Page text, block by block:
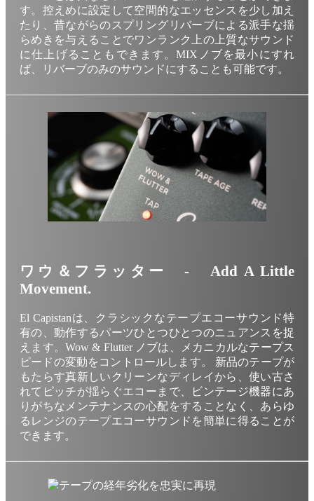
す。控えめに設定して空間的なエッセンスを少し加え
たり、昔ながらのスプリングリバーブによる派手な揺
らめきを与えることでワンランク上の上質なサウンド
に仕上げることもできます。MIXノブを最小にすれ
ば、リバーブのみのサウンドにすることも可能です。
ワウ＆フラッター - Add A Little
Movement.
El Capistanは、クラシックなテープエコーサウンド特
有の、動作するパーツひとつひとつのニュアンスを捉
えます。Wow & Flutter ノブは、メカニカルなテープス
ピードの変動をコントロールします。 新品のテープが
もたらす真新しいクリーンなディレイから、使い古さ
れてピッチが揺らぐエコーまで、ビンテージ機器にあ
りがちなメンテナンスの心配をすることなく、あらゆ
るレンジのテープエコーサウンドを簡単に得ることが
できます。